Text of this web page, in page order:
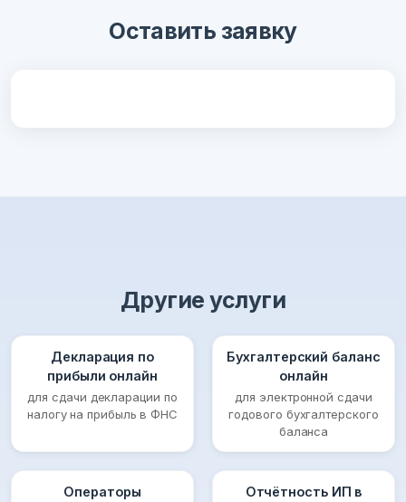
Оставить заявку
Другие услуги
Декларация по
прибыли онлайн
для сдачи декларации по
налогу на прибыль в ФНС
Бухгалтерский баланс
онлайн
для электронной сдачи
годового бухгалтерского
баланса
Операторы
Отчётность ИП в